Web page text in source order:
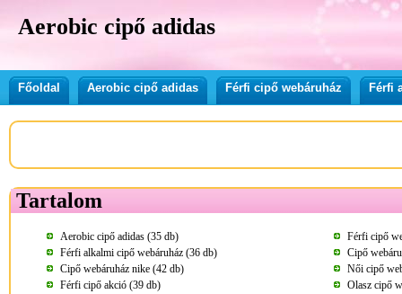
Aerobic cipő adidas
Főoldal Aerobic cipő adidas Férfi cipő webáruház Férfi
Tartalom
Aerobic cipő adidas (35 db)
Férfi cipő
Férfi alkalmi cipő webáruház (36 db)
Cipő
Cipő webáruház nike (42 db)
Női cipő
Férfi cipő akció (39 db)
Olasz cipő